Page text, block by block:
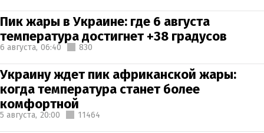
Пик жары в Украине: где 6 августа
температура достигнет +38 градусов
6 августа, 06:40 830
Украину ждет пик африканской жары:
когда температура станет более
комфортной
5 августа, 20:00 11464